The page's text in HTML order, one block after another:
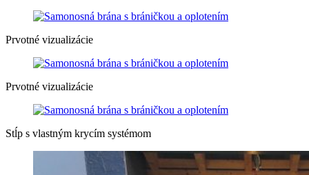
Prvotné vizualizácie
Prvotné vizualizácie
Stĺp s vlastným krycím systémom